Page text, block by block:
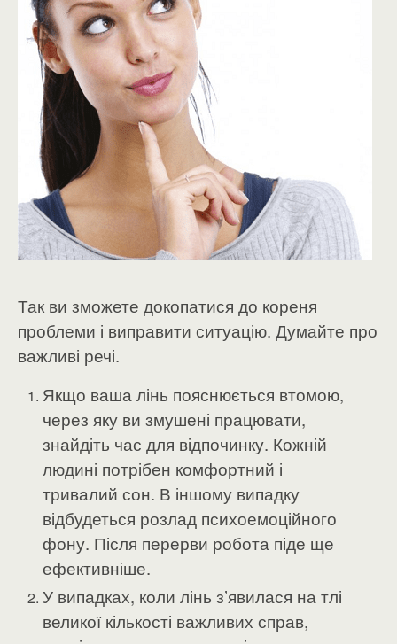
Так ви зможете докопатися до кореня
проблеми і виправити ситуацію. Думайте про
важливі речі.
Якщо ваша лінь пояснюється втомою,
через яку ви змушені працювати,
знайдіть час для відпочинку. Кожній
людині потрібен комфортний і
тривалий сон. В іншому випадку
відбудеться розлад психоемоційного
фону. Після перерви робота піде ще
ефективніше.
У випадках, коли лінь з’явилася на тлі
великої кількості важливих справ,